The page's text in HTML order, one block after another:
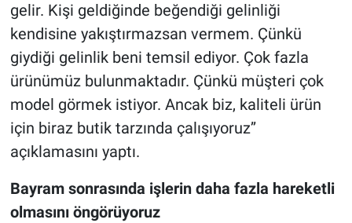
gelir. Kişi geldiğinde beğendiği gelinliği
kendisine yakıştırmazsan vermem. Çünkü
giydiği gelinlik beni temsil ediyor. Çok fazla
ürünümüz bulunmaktadır. Çünkü müşteri çok
model görmek istiyor. Ancak biz, kaliteli ürün
için biraz butik tarzında çalışıyoruz’’
açıklamasını yaptı.
Bayram sonrasında işlerin daha fazla hareketli
olmasını öngörüyoruz